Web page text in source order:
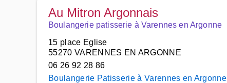
Au Mitron Argonnais
Boulangerie patisserie à Varennes en Argonne
15 place Eglise
55270 VARENNES EN ARGONNE
06 26 92 28 86
Boulangerie Patisserie à Varennes en Argonne